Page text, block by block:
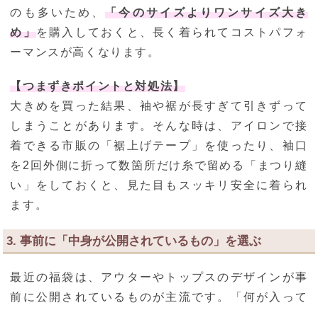
のも多いため、「今のサイズよりワンサイズ大き
め」を購入しておくと、長く着られてコストパフォ
ーマンスが高くなります。
【つまずきポイントと対処法】
大きめを買った結果、袖や裾が長すぎて引きずって
しまうことがあります。そんな時は、アイロンで接
着できる市販の「裾上げテープ」を使ったり、袖口
を2回外側に折って数箇所だけ糸で留める「まつり縫
い」をしておくと、見た目もスッキリ安全に着られ
ます。
3. 事前に「中身が公開されているもの」を選ぶ
最近の福袋は、アウターやトップスのデザインが事
前に公開されているものが主流です。「何が入って